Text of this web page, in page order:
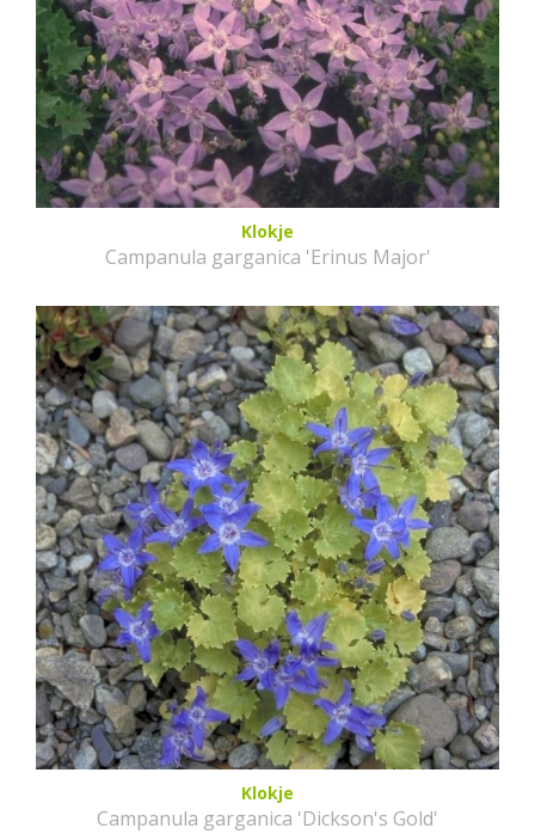
Klokje
Campanula garganica 'Erinus Major'
Klokje
Campanula garganica 'Dickson's Gold'